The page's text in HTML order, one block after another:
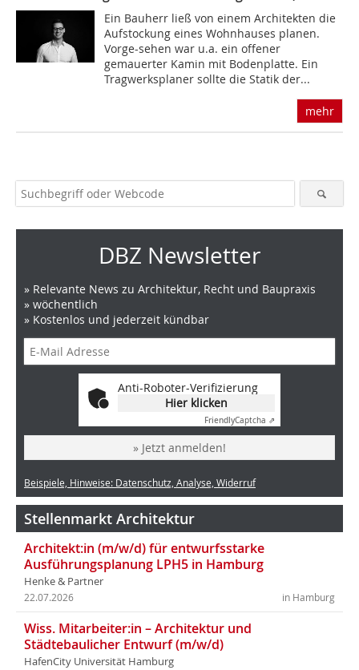
Ein Bauherr ließ von einem Architekten die
Aufstockung eines Wohnhauses planen.
Vorge-sehen war u.a. ein offener
gemauerter Kamin mit Bodenplatte. Ein
Tragwerksplaner sollte die Statik der...
mehr
DBZ Newsletter
» Relevante News zu Architektur, Recht und Baupraxis
» wöchentlich
» Kostenlos und jederzeit kündbar
Anti-Roboter-Verifizierung
Hier klicken
FriendlyCaptcha ⇗
» Jetzt anmelden!
Beispiele, Hinweise: Datenschutz, Analyse, Widerruf
Stellenmarkt Architektur
Architekt:in (m/w/d) für entwurfsstarke
Ausführungsplanung LPH5 in Hamburg
Henke & Partner
in Hamburg
22.07.2026
Wiss. Mitarbeiter:in – Architektur und
Städtebaulicher Entwurf (m/w/d)
HafenCity Universität Hamburg